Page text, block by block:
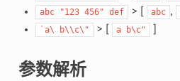
abc "123 456" def > [ abc ,
`a\ b\\c\" > [ a b\c"
参数解析